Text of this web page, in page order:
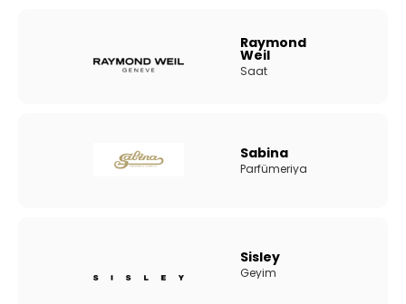
Raymond
Weil
Saat
Sabina
Parfümeriya
Sisley
Geyim